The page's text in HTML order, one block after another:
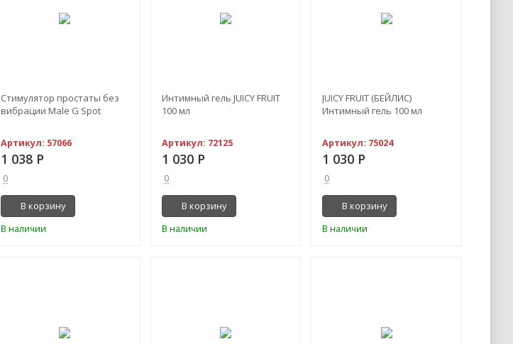
Стимулятор простаты без
вибрации Male G Spot
Артикул: 57066
1 038 Р
0
В корзину
В наличии
Интимный гель JUICY FRUIT
100 мл
Артикул: 72125
1 030 Р
0
В корзину
В наличии
JUICY FRUIT (БЕЙЛИС)
Интимный гель 100 мл
Артикул: 75024
1 030 Р
0
В корзину
В наличии